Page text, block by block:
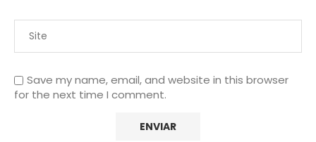
Save my name, email, and website in this browser
for the next time I comment.